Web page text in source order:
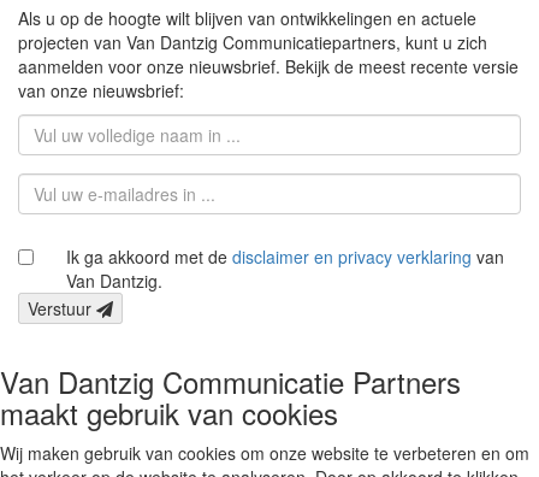
Als u op de hoogte wilt blijven van ontwikkelingen en actuele
projecten van Van Dantzig Communicatiepartners, kunt u zich
aanmelden voor onze nieuwsbrief. Bekijk de meest recente versie
van onze nieuwsbrief:
Ik ga akkoord met de disclaimer en privacy verklaring van
Van Dantzig.
Verstuur
Van Dantzig Communicatie Partners
maakt gebruik van cookies
Wij maken gebruik van cookies om onze website te verbeteren en om